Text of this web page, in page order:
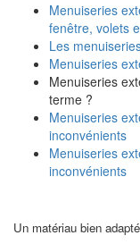
Menuiseries
fenêtre, volets
Les
Menuiseries
Menuiseries
terme ?
Menuiseries
inconvénients
Menuiseries
inconvénients
Un matériau bien